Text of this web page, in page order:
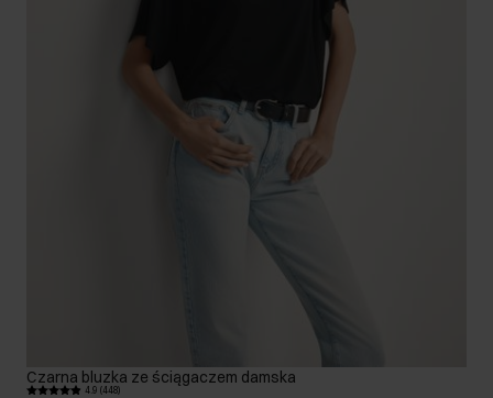
Czarna bluzka ze ściągaczem damska
4.9 (448)